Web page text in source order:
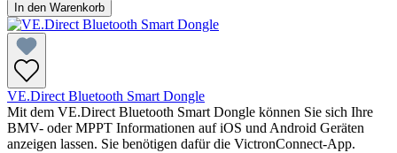
In den Warenkorb
VE.Direct Bluetooth Smart Dongle
Mit dem VE.Direct Bluetooth Smart Dongle können Sie sich Ihre
BMV- oder MPPT Informationen auf iOS und Android Geräten
anzeigen lassen. Sie benötigen dafür die VictronConnect-App.